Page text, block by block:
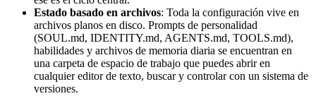
Estado basado en archivos: Toda la configuración vive en
archivos planos en disco. Prompts de personalidad
(SOUL.md, IDENTITY.md, AGENTS.md, TOOLS.md),
habilidades y archivos de memoria diaria se encuentran en
una carpeta de espacio de trabajo que puedes abrir en
cualquier editor de texto, buscar y controlar con un sistema de
versiones.